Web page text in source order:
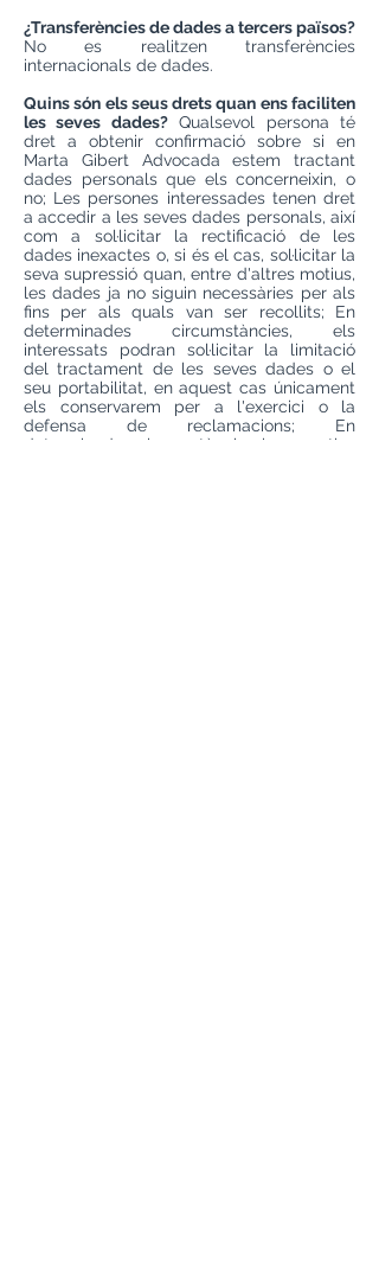
¿Transferències de dades a tercers països?
No es realitzen transferències
internacionals de dades.
Quins són els seus drets quan ens faciliten
les seves dades?Qualsevol persona té
dret a obtenir confirmació sobre si en
Marta Gibert Advocada estem tractant
dades personals que els concerneixin, o
no; Les persones interessades tenen dret
a accedir a les seves dades personals, així
com a sol·licitar la rectificació de les
dades inexactes o, si és el cas, sol·licitar la
seva supressió quan, entre d'altres motius,
les dades ja no siguin necessàries per als
fins per als quals van ser recollits; En
determinades circumstàncies, els
interessats podran sol·licitar la limitació
del tractament de les seves dades o el
seu portabilitat, en aquest cas únicament
els conservarem per a l'exercici o la
defensa de reclamacions; En
determinades circumstàncies i per motius